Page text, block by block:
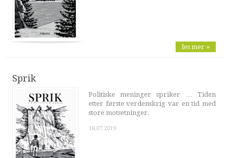
les mer »
Sprik
Politiske meninger spriker … Tiden
etter første verdenskrig var en tid med
store motsetninger.
18.07.2019